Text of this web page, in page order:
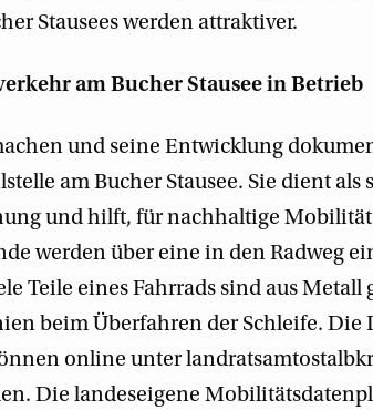
Stausees werden attraktiver.
am Bucher Stausee in Betrieb
und seine Entwicklung
am Bucher Stausee. Sie dient als
und hilft, für nachhaltige
werden über eine in den Radweg
Teile eines Fahrrads sind aus Metall
beim Überfahren der Schleife. Die
online unter
Die landeseigene